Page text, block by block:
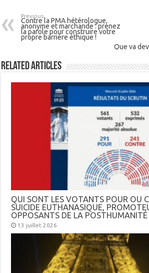
Previous
Contre la PMA hétérologue,
anonyme et marchande : prenez
la parole pour construire votre
propre barrière éthique !
Que va
Related Articles
QUI SONT LES VOTANTS POUR OU
SUICIDE EUTHANASIQUE,
OPPOSANTS DE LA POSTHUMANITÉ
13 juillet 2026